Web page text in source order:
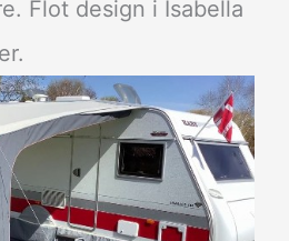
Flot design i Isabella